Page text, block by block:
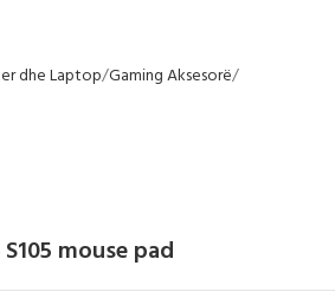
dhe Laptop Gaming Aksesorë
S105 mouse pad